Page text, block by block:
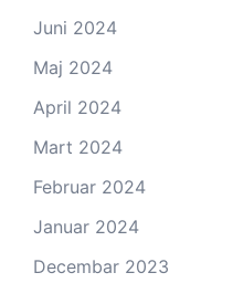
Juni 2024
Maj 2024
April 2024
Mart 2024
Februar 2024
Januar 2024
Decembar 2023